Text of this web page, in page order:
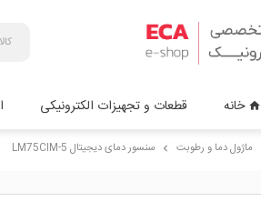
home خانه قطعات و تجهیزات الکترونیکی
ماژول دما و رطوبت chevron_right سنسور دمای دیجیتال LM75CIM-5